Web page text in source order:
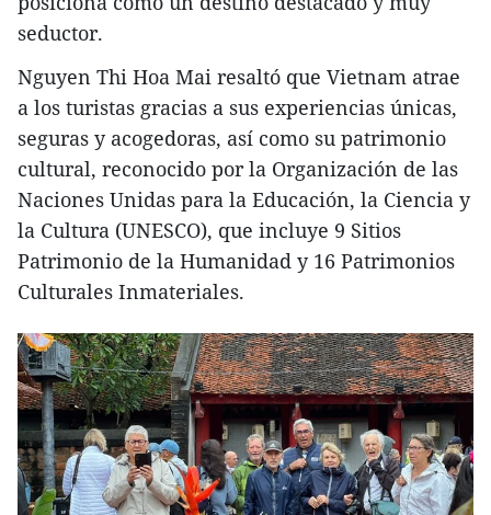
seductor.
Nguyen Thi Hoa Mai resaltó que Vietnam atrae
a los turistas gracias a sus experiencias únicas,
seguras y acogedoras, así como su patrimonio
cultural, reconocido por la Organización de las
Naciones Unidas para la Educación, la Ciencia y
la Cultura (UNESCO), que incluye 9 Sitios
Patrimonio de la Humanidad y 16 Patrimonios
Culturales Inmateriales.